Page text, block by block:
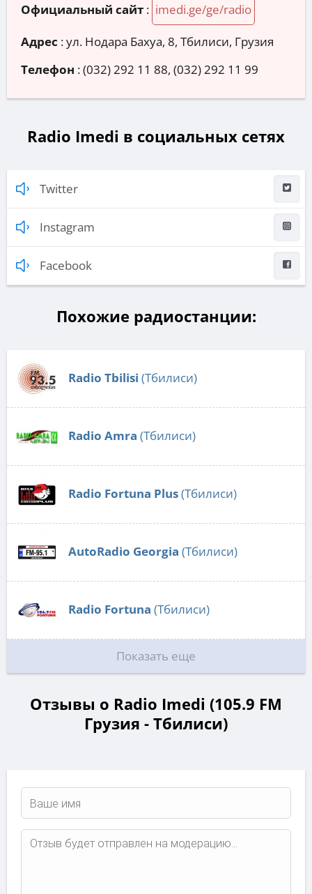
Официальный сайт : imedi.ge/ge/radio
Адрес :ул. Нодара Бахуа, 8, Тбилиси, Грузия
Телефон :(032) 292 11 88, (032) 292 11 99
Radio Imedi в социальных сетях
Twitter
Instagram
Facebook
Похожие радиостанции:
Radio Tbilisi (Тбилиси)
Radio Amra (Тбилиси)
Radio Fortuna Plus(Тбилиси)
AutoRadio Georgia (Тбилиси)
Radio Fortuna (Тбилиси)
Показать еще
Отзывы о Radio Imedi (105.9 FM
Грузия - Тбилиси)